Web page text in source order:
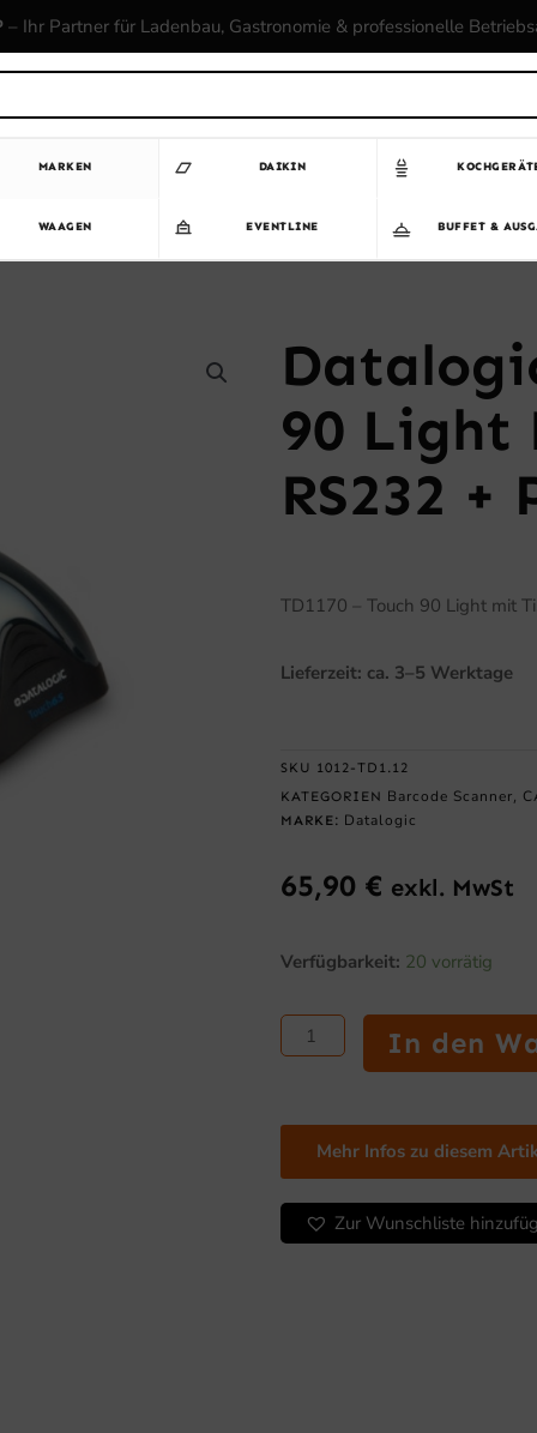
– Ihr Partner für Ladenbau, Gastronomie & professionelle
MARKEN DAIKIN
WAAGEN EVENTLINE BUFFET &
90 Light
RS232 +
TD1170 – Touch 90 Light mit
Lieferzeit: ca. 3–5 Werktage
SKU 1012-TD1.12
KATEGORIEN Barcode Scanner,
MARKE: Datalogic
65,90 € exkl. MwSt
Verfügbarkeit: 20 vorrätig
Datalogic
TD1170
Touch
90
mit
Tischhalter,
RS232
+
PS2,
In den
Mehr Infos zu diesem
Zur Wunschliste